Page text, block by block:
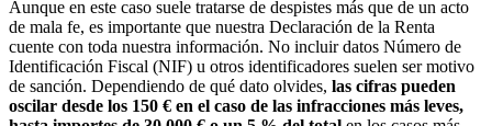
Aunque en este caso suele tratarse de despistes más que de un acto
de mala fe, es importante que nuestra Declaración de la Renta
cuente con toda nuestra información. No incluir datos Número de
Identificación Fiscal (NIF) u otros identificadores suelen ser motivo
de sanción. Dependiendo de qué dato olvides, las cifras pueden
oscilar desde los 150 € en el caso de las infracciones más leves,